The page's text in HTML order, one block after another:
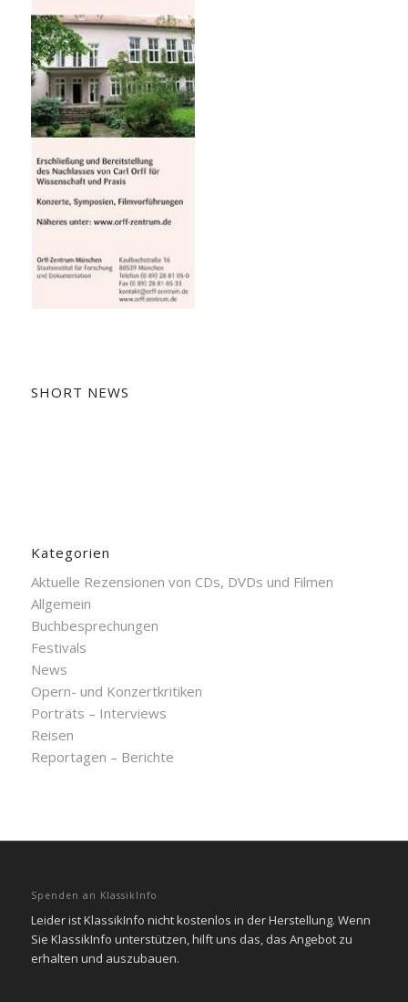
SHORT NEWS
Kategorien
Aktuelle Rezensionen von CDs, DVDs und Filmen
Allgemein
Buchbesprechungen
Festivals
News
Opern- und Konzertkritiken
Porträts – Interviews
Reisen
Reportagen – Berichte
Spenden an KlassikInfo
Leider ist KlassikInfo nicht kostenlos in der Herstellung. Wenn
Sie KlassikInfo unterstützen, hilft uns das, das Angebot zu
erhalten und auszubauen.